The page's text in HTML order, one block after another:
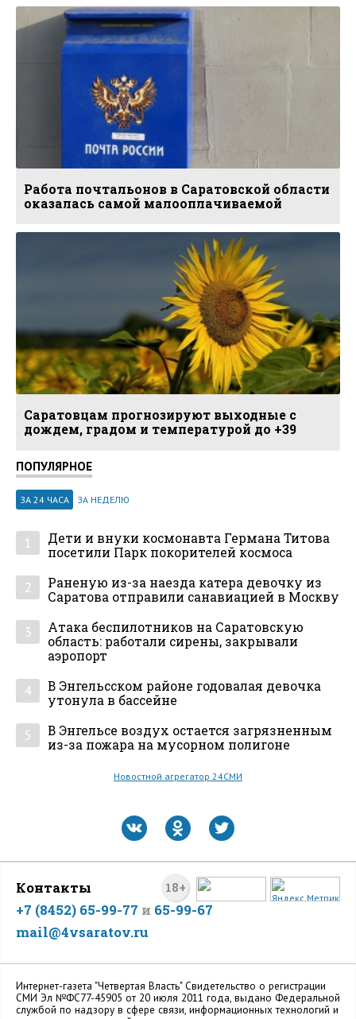
Работа почтальонов в Саратовской области
оказалась самой малооплачиваемой
Саратовцам прогнозируют выходные с
дождем, градом и температурой до +39
ПОПУЛЯРНОЕ
ЗА 24 ЧАСА ЗА НЕДЕЛЮ
1
Дети и внуки космонавта Германа Титова
посетили Парк покорителей космоса
2
Раненую из-за наезда катера девочку из
Саратова отправили санавиацией в Москву
3
Атака беспилотников на Саратовскую
область: работали сирены, закрывали
аэропорт
4
В Энгельсском районе годовалая девочка
утонула в бассейне
5
В Энгельсе воздух остается загрязненным
из-за пожара на мусорном полигоне
Новостной агрегатор 24СМИ
18+
Контакты
+7 (8452) 65-99-77 и 65-99-67
mail@4vsaratov.ru
Интернет-газета "Четвертая Власть" Cвидетельство о регистрации
СМИ Эл №ФС77-45905 от 20 июля 2011 года, выдано Федеральной
службой по надзору в сфере связи, информационных технологий и